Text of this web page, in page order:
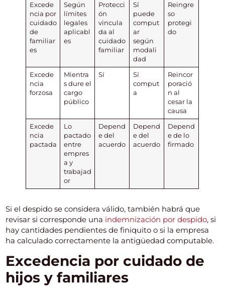
Excede
ncia por
cuidado
de
familiar
es
Según
límites
legales
aplicabl
es
Protecci
ón
vincula
da al
cuidado
familiar
Sí
puede
comput
ar
según
modali
dad
Reingre
so
protegi
do
Excede
ncia
forzosa
Mientra
s dure el
cargo
público
Sí
Sí
comput
a
Reincor
poració
n al
cesar la
causa
Excede
ncia
pactada
Lo
pactado
entre
empres
a y
trabajad
or
Depend
e del
acuerdo
Depend
e del
acuerdo
Depend
e de lo
firmado
Si el despido se considera válido, también habrá que
revisar si corresponde una indemnización por despido, si
hay cantidades pendientes de finiquito o si la empresa
ha calculado correctamente la antigüedad computable.
Excedencia por cuidado de
hijos y familiares